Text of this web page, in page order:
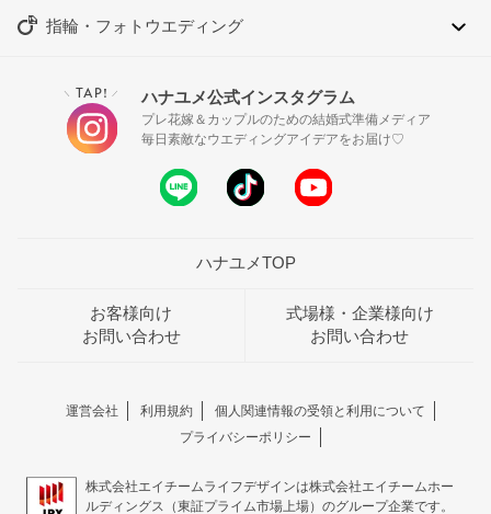
指輪・フォトウエディング
＼ TAP! ／ ハナユメ公式インスタグラム
プレ花嫁＆カップルのための結婚式準備メディア
毎日素敵なウエディングアイデアをお届け♡
ハナユメTOP
お客様向け
お問い合わせ
式場様・企業様向け
お問い合わせ
運営会社 利用規約
個人関連情報の受領と利用について
プライバシーポリシー
株式会社エイチームライフデザインは株式会社エイチームホー
ルディングス（東証プライム市場上場）のグループ企業です。